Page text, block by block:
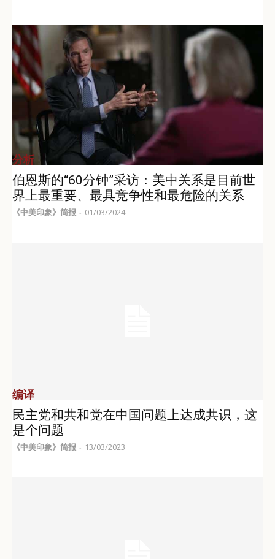
分析
伯恩斯的“60分钟”采访：美中关系是目前世
界上最重要、最具竞争性和最危险的关系
《中美印象》简报 - 01/03/2024
编译
民主党和共和党在中国问题上达成共识，这
是个问题
《中美印象》简报 - 13/03/2023